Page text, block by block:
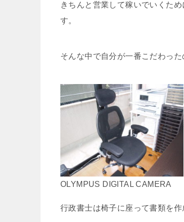
きちんと営業して稼いでいくた
す。
そんな中で自分が一番こだわった
OLYMPUS DIGITAL CAMERA
行政書士は椅子に座って書類を